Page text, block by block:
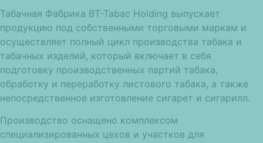
Табачная Фабрика BT-Tabac Holding выпускает
продукцию под собственными торговыми маркам и
осуществляет полный цикл производства табака и
табачных изделий, который включает в себя
подготовку производственных партий табака,
обработку и переработку листового табака, а также
непосредственное изготовление сигарет и сигарилл.
Производство оснащено комплексом
специализированных цехов и участков для